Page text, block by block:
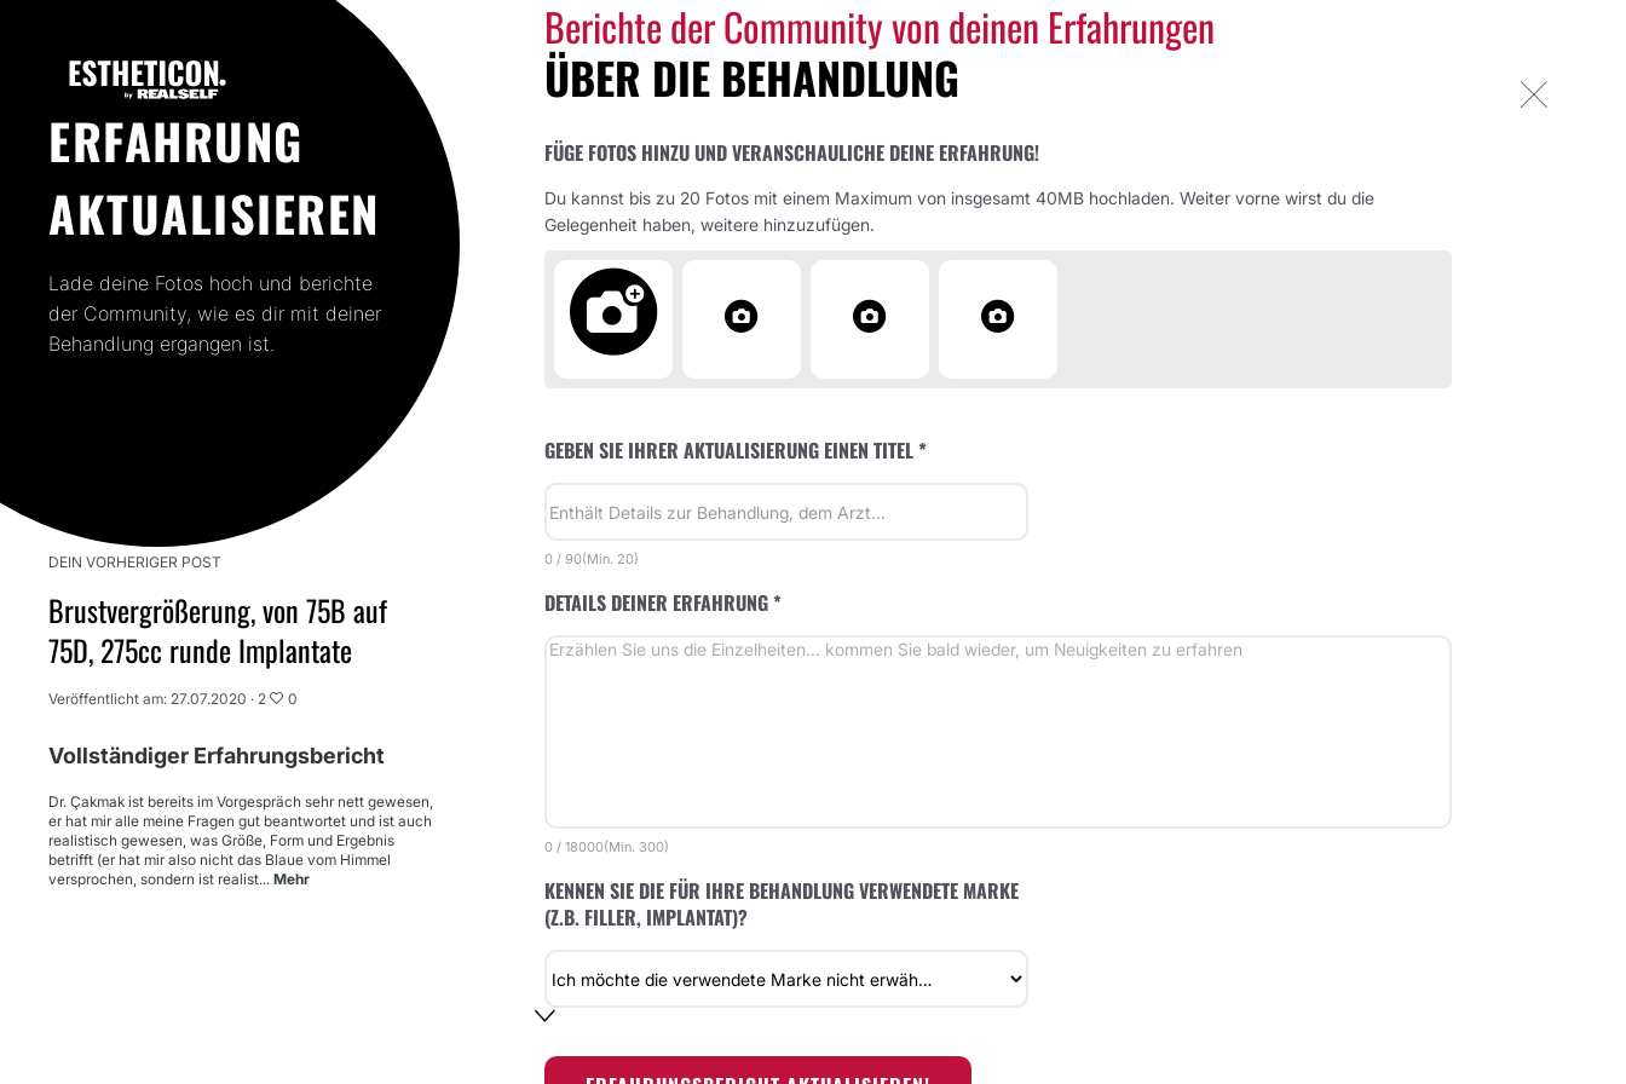
ERFAHRUNG
AKTUALISIEREN
Lade deine Fotos hoch und berichte
der Community, wie es dir mit deiner
Behandlung ergangen ist.
DEIN VORHERIGER POST
Brustvergrößerung, von 75B auf
75D, 275cc runde Implantate
Veröffentlicht am: 27.07.2020 · 2 0
Vollständiger Erfahrungsbericht
Dr. Çakmak ist bereits im Vorgespräch sehr nett gewesen,
er hat mir alle meine Fragen gut beantwortet und ist auch
realistisch gewesen, was Größe, Form und Ergebnis
betrifft (er hat mir also nicht das Blaue vom Himmel
versprochen, sondern ist realist... Mehr
Berichte der Community von deinen Erfahrungen
ÜBER DIE BEHANDLUNG
FÜGE FOTOS HINZU UND VERANSCHAULICHE DEINE ERFAHRUNG!
Du kannst bis zu 20 Fotos mit einem Maximum von insgesamt 40MB hochladen. Weiter vorne wirst du die
Gelegenheit haben, weitere hinzuzufügen.
GEBEN SIE IHRER AKTUALISIERUNG EINEN TITEL *
0 / 90(Min. 20)
DETAILS DEINER ERFAHRUNG *
0 / 18000(Min. 300)
KENNEN SIE DIE FÜR IHRE BEHANDLUNG VERWENDETE MARKE
(Z.B. FILLER, IMPLANTAT)?